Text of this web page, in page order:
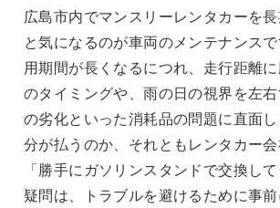
広島市内でマンスリーレンタカーを
と気になるのが車両のメンテナンス
用期間が長くなるにつれ、走行距離
のタイミングや、雨の日の視界を左
の劣化といった消耗品の問題に直面
分が払うのか、それともレンタカー
「勝手にガソリンスタンドで交換し
疑問は、トラブルを避けるために事